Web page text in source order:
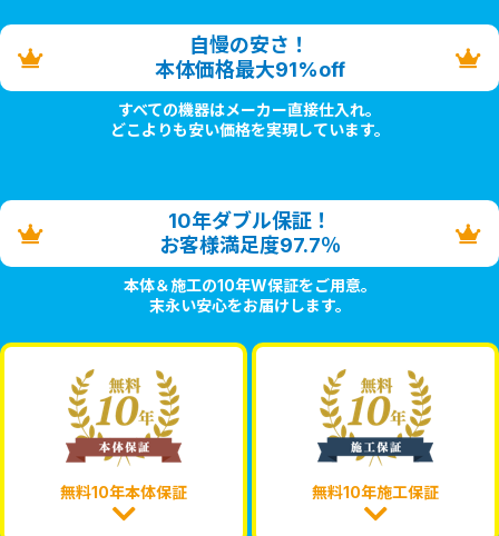
自慢の安さ！
本体価格最大91%off
すべての機器はメーカー直接仕入れ。
どこよりも安い価格を実現しています。
10年ダブル保証！
お客様満足度97.7％
本体＆施工の10年W保証をご用意。
末永い安心をお届けします。
無料10年本体保証 無料10年施工保証